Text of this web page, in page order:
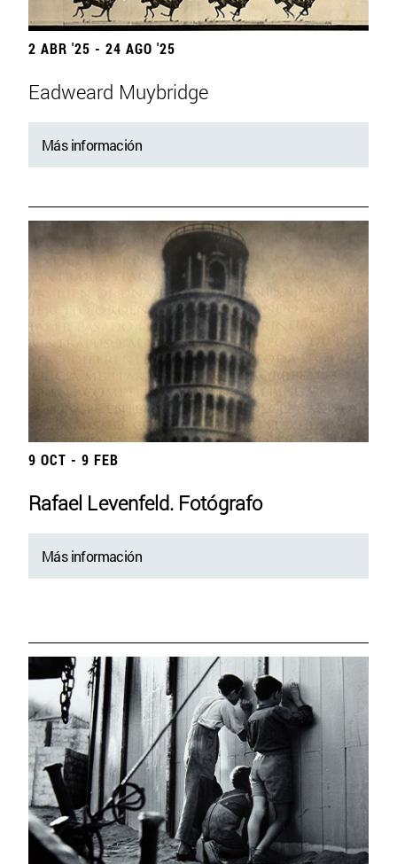
2 ABR '25 - 24 AGO '25
Eadweard Muybridge
Más información
9 OCT - 9 FEB
Rafael Levenfeld. Fotógrafo
Más información